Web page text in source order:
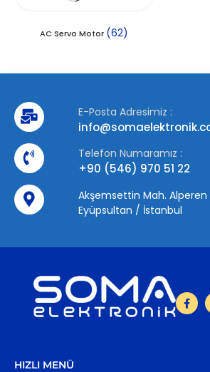
AC Servo Motor (62)
E-Posta Adresimiz :
Telefon Numaramız :
+90 (546) 970 51 22
Akşemsettin Mah.
Eyüpsultan / İstanbul
HIZLI MENÜ